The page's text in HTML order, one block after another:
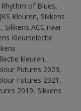
of Blues,
Kleuren, Sikkens
Sikkens ACC naar
Kleurselectie
kleuren,
Futures 2023,
Futures 2021,
2019, Sikkens